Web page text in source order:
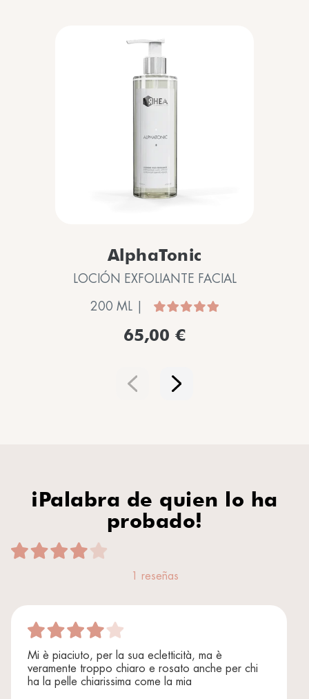
AlphaTonic
LOCIÓN EXFOLIANTE FACIAL
200 ML |
65,00 €
¡Palabra de quien lo ha
probado!
1 reseñas
Mi è piaciuto, per la sua ecletticità, ma è
veramente troppo chiaro e rosato anche per chi
ha la pelle chiarissima come la mia